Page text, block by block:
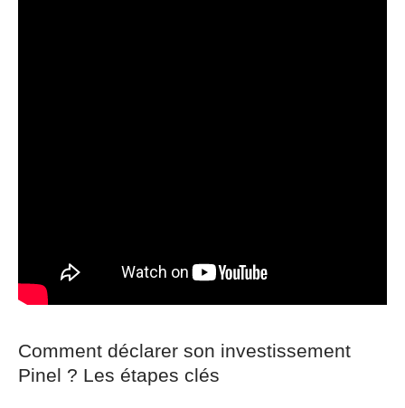
Comment déclarer son investissement
Pinel ? Les étapes clés